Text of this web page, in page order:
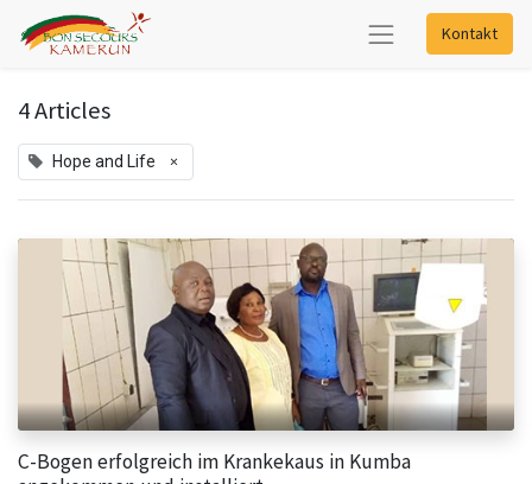
Kontakt
4 Articles
Hope and Life ×
C-Bogen erfolgreich im Krankekaus in Kumba